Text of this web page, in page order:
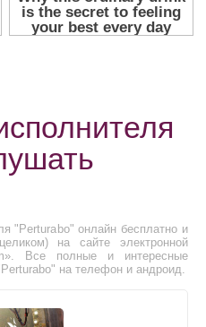
"Perturabo" онлайн бесплатно и
на сайте электронной
Все полные и интересные
на телефон и андроид.